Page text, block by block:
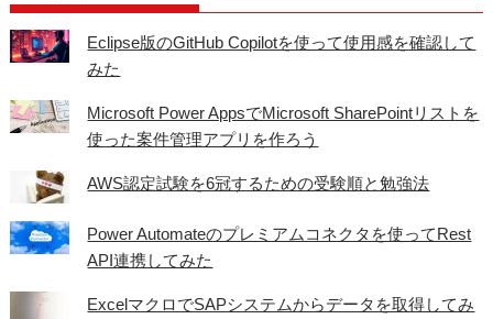
Eclipse版のGitHub Copilotを使って使用感を確認して
みた
Microsoft Power AppsでMicrosoft SharePointリストを
使った案件管理アプリを作ろう
AWS認定試験を6冠するための受験順と勉強法
Power Automateのプレミアムコネクタを使ってRest
API連携してみた
ExcelマクロでSAPシステムからデータを取得してみ